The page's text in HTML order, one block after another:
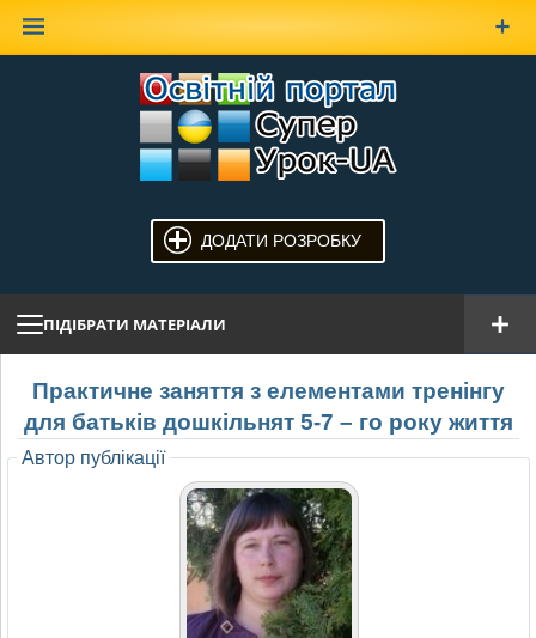
ДОДАТИ РОЗРОБКУ
ПІДІБРАТИ МАТЕРІАЛИ
Практичне заняття з елементами тренінгу
для батьків дошкільнят 5-7 – го року життя
Автор публікації